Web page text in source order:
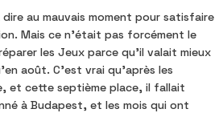
au mauvais moment pour satisfaire
Mais ce n'était pas forcément le
les Jeux parce qu'il valait mieux
août. C'est vrai qu'après les
et cette septième place, il fallait
à Budapest, et les mois qui ont